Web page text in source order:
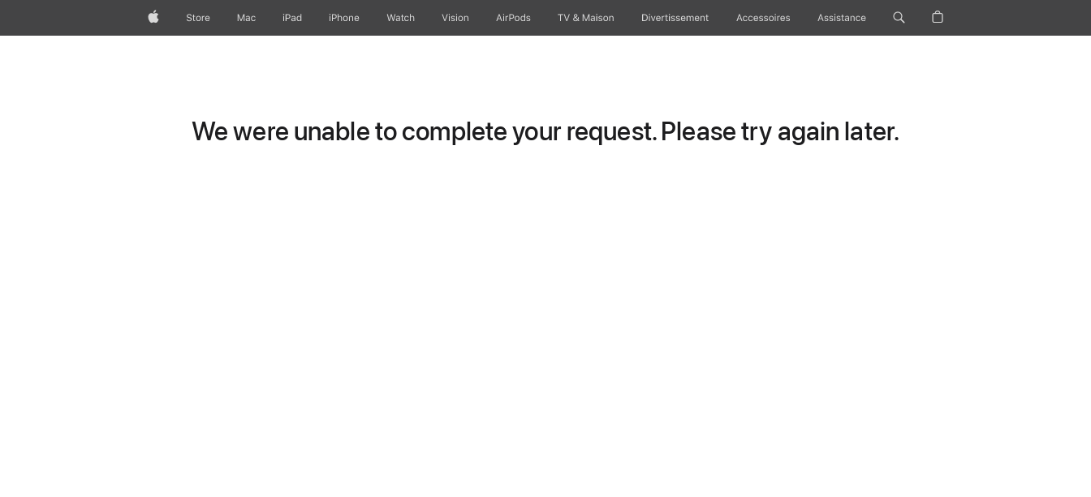
AppleStore Mac iPad iPhone Watch Vision AirPods TV & Maison Divertissements Accessoires Assistance
We were unable to complete your request. Please try again later.